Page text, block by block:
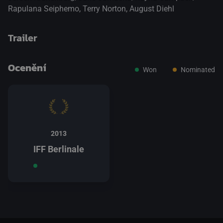
Rapulana Seiphemo, Terry Norton, August Diehl
Trailer
přepnout na HTML5 přehrávač
Ocenění Won Nominated
2013
IFF Berlinale